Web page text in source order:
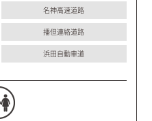
名神高速道路
播但連絡道路
浜田自動車道